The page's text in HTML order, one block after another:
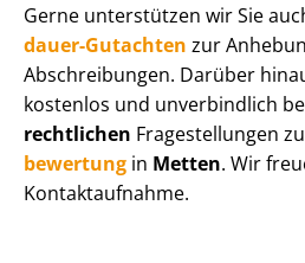
Gerne unterstützen wir Sie
dau­er-Gutachten zur
Abschreibungen. Darüber
kostenlos und unverbindlich
rechtlichen Fragestellungen
be­wer­tung in Metten. Wir
Kontaktaufnahme.